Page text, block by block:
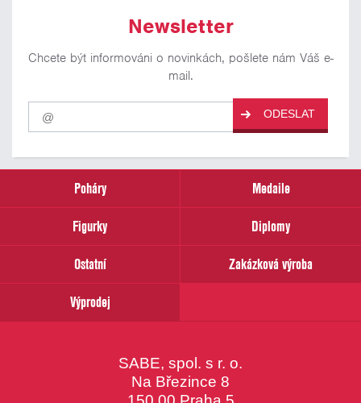
Newsletter
Chcete být informováni o novinkách, pošlete nám Váš e-
mail.
Pro
odběr
našich
email
ODESLAT
Poháry
Medaile
Figurky
Diplomy
Ostatní
Zakázková výroba
Výprodej
SABE, spol. s r. o.
Na Březince 8